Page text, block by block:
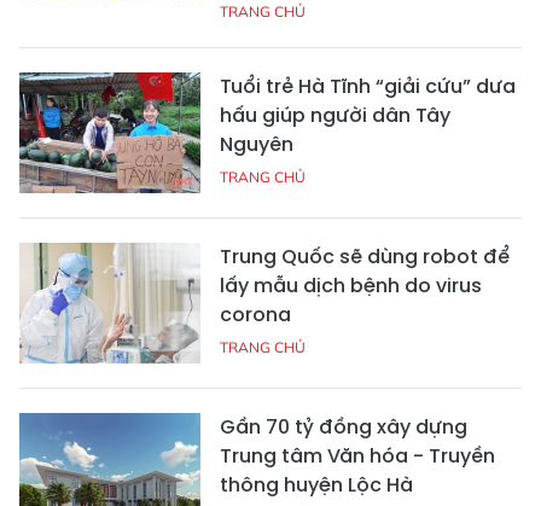
TRANG CHỦ
Tuổi trẻ Hà Tĩnh “giải cứu” dưa
hấu giúp người dân Tây
Nguyên
TRANG CHỦ
Trung Quốc sẽ dùng robot để
lấy mẫu dịch bệnh do virus
corona
TRANG CHỦ
Gần 70 tỷ đồng xây dựng
Trung tâm Văn hóa - Truyền
thông huyện Lộc Hà